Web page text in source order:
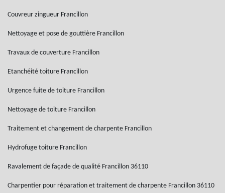
Couvreur zingueur Francillon
Nettoyage et pose de gouttière Francillon
Travaux de couverture Francillon
Etanchéité toiture Francillon
Urgence fuite de toiture Francillon
Nettoyage de toiture Francillon
Traitement et changement de charpente Francillon
Hydrofuge toiture Francillon
Ravalement de façade de qualité Francillon 36110
Charpentier pour réparation et traitement de charpente Francillon 36110